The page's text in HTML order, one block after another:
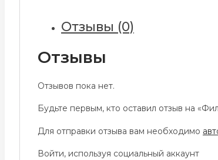
355
Отзывы (0)
Отзывы
Отзывов пока нет.
Будьте первым, кто оставил отзыв на
Для отправки отзыва вам необходимо
Войти, используя социальный аккаунт